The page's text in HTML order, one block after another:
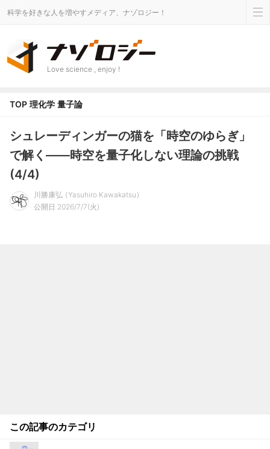
科学を好きな人を増やすメディア、ナゾロジー！
Love science , enjoy !
TOP 理化学 量子論
シュレーディンガーの猫を「時空のゆらぎ」
で解く――時空を量子化しない理論の挑戦
(4/4)
川勝康弘
Yasuhiro Kawakatsu
公開日 2026/7/7(火)
この記事のカテゴリ